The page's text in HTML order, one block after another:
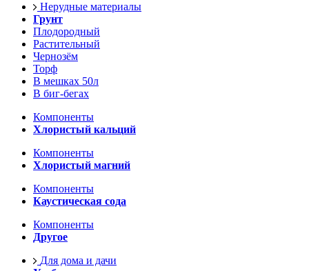
Нерудные материалы
Грунт
Плодородный
Растительный
Чернозём
Торф
В мешках 50л
В биг-бегах
Компоненты
Хлористый кальций
Компоненты
Хлористый магний
Компоненты
Каустическая сода
Компоненты
Другое
Для дома и дачи